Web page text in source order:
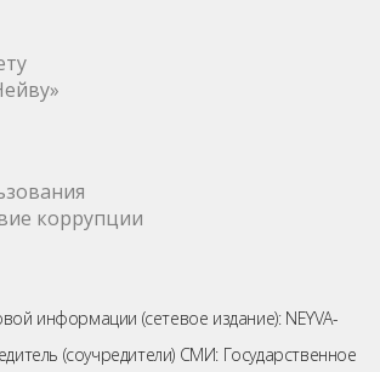
коррупции
информации (сетевое издание): NEYVA-
(соучредители) СМИ: Государственное